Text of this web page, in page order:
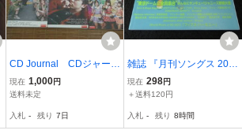
CD Journal CDジャーナ
ル 2014年～2016年 Berry
z工房 ピンクフロイド BiS
ンジュルム こぶしファク
現在 1,000円
送料未定
入札 - 残り 7日
雑誌 『月刊ソングス 201
6年 6月号』 ■送120円
Hey! Say! JUMP ジャニー
現在 298円
＋送料120円
入札 - 残り 8時間